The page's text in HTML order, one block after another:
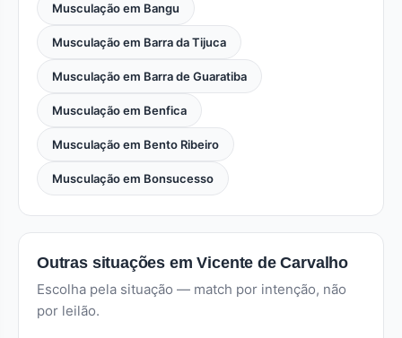
Musculação em Bangu
Musculação em Barra da Tijuca
Musculação em Barra de Guaratiba
Musculação em Benfica
Musculação em Bento Ribeiro
Musculação em Bonsucesso
Outras situações em Vicente de Carvalho
Escolha pela situação — match por intenção, não
por leilão.